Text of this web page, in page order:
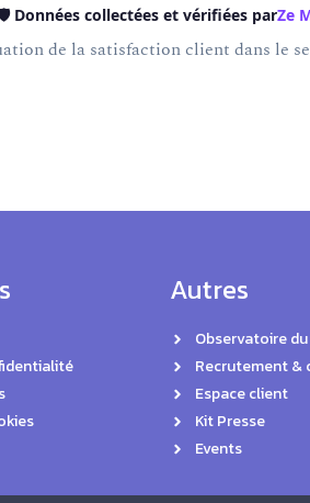
Données collectées et vérifiées parZe
de la satisfaction client dans le
Autres
Observatoire
Recrutement
Espace client
Kit Presse
Events